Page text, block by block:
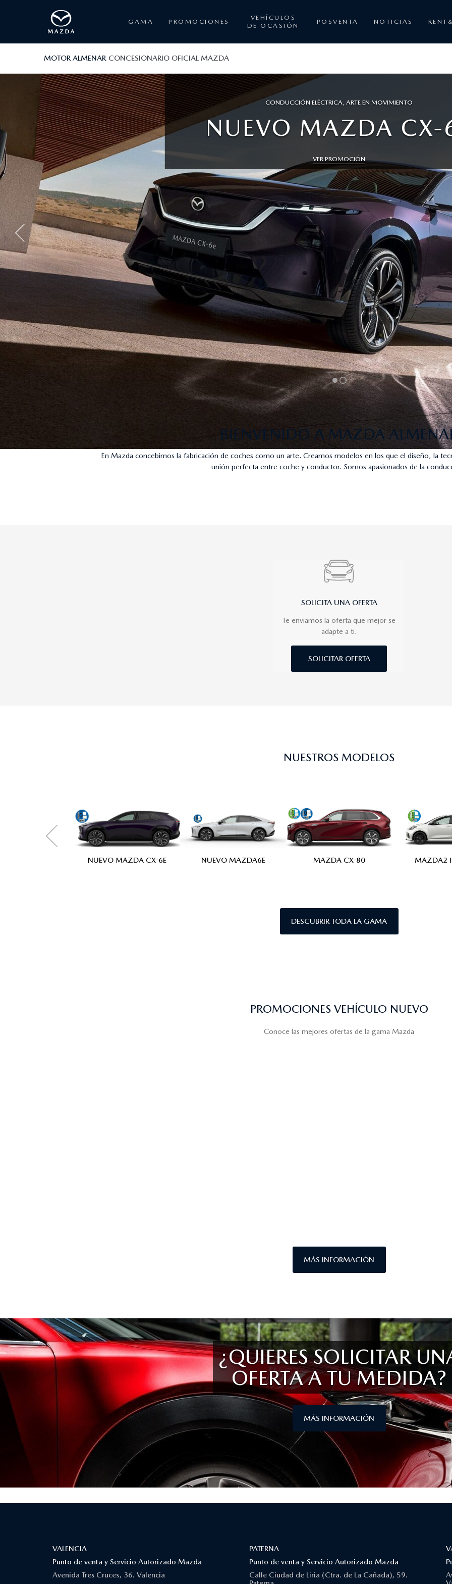
GAMA PROMOCIONES
VEHÍCULOS
DE OCASIÓN
POSVENTA NOTICIAS
MOTOR ALMENAR CONCESIONARIO OFICIAL MAZDA
CONDUCCIÓN ELÉCTRICA, ARTE EN MOVIMIENTO
NUEVO MAZDA CX-
VER PROMOCIÓN
BIENVENIDO A MAZDA
En Mazda concebimos la fabricación de coches como un arte. Creamos modelos en los que el diseño, la
unión perfecta entre coche y conductor. Somos apasionados de la
SOLICITA UNA OFERTA
Te enviamos la oferta que mejor se
adapte a ti.
SOLICITAR OFERTA
NUESTROS MODELOS
NUEVO MAZDA CX-6E NUEVO MAZDA6E MAZDA CX-80 MAZDA2
DESCUBRIR TODA LA GAMA
PROMOCIONES VEHÍCULO NUEVO
Conoce las mejores ofertas de la gama Mazda
MÁS INFORMACIÓN
¿QUIERES SOLICITAR
OFERTA A TU MEDIDA?
MÁS INFORMACIÓN
VALENCIA
Punto de venta y Servicio Autorizado Mazda
Avenida Tres Cruces, 36. Valencia
PATERNA
Punto de venta y Servicio Autorizado Mazda
Calle Ciudad de Liria (Ctra. de La Cañada), 59.